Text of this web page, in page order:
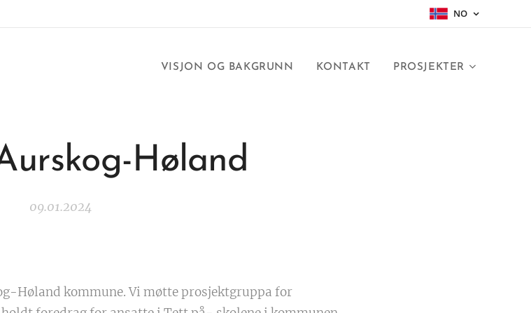
NO
VISJON OG BAKGRUNN KONTAKT PROSJEKTER
Høland
09.01.2024
Høland kommune. Vi møtte prosjektgruppa for